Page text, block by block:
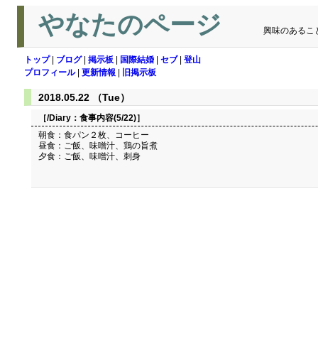
やなたのページ 興味のあるこ
トップ| ブログ| 掲示板 国際結婚 セブ| 登山
プロフィール| 更新情報 旧掲示板
2018.05.22 （Tue）
［/Diary： 食事内容(5/22)］
朝食：食パン２枚、コーヒー
昼食：ご飯、味噌汁、鶏の旨煮
夕食：ご飯、味噌汁、刺身